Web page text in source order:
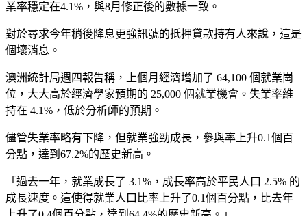
業率穩定在4.1%，與8月修正後的數據一致。
對於尋求今年稍後降息更強訊號的抵押貸款持有人來說，這是
個壞消息。
澳洲統計局週四報告稱，上個月經濟增加了 64,100 個就業崗
位，大大高於經濟學家預期的 25,000 個就業機會。失業率維
持在 4.1%，低於分析師的預期。
儘管失業率略有下降，但就業強勁成長，參與率上升0.1個百
分點，達到67.2%的歷史新高。
「過去一年，就業成長了 3.1%，成長率高於平民人口 2.5% 的
成長速度。這使得就業人口比率上升了0.1個百分點，比去年